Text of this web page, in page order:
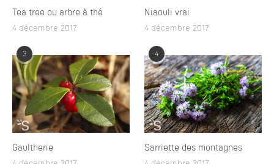
Tea tree ou arbre à thé
4 décembre 2017
Niaouli vrai
4 décembre 2017
3
Gaultherie
4
Sarriette des montagnes